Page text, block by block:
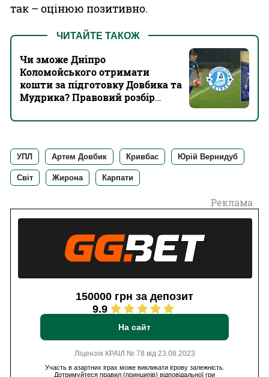
так – оцінюю позитивно.
ЧИТАЙТЕ ТАКОЖ
Чи зможе Дніпро
Коломойського отримати
кошти за підготовку Довбика та
Мудрика? Правовий розбір
УПЛ Артем Довбик Кривбас Юрій Вернидуб
Світ Жирона Карпати
Реклама
150000 грн за депозит
9.9
На сайт
Ліцензія КРАІЛ № 78 від 23.08.2023
Участь в азартних іграх може викликати ігрову залежність.
Дотримуйтеся правил (принципів) відповідальної гри